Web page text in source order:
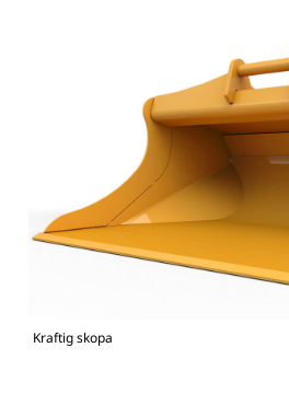
Kraftig skopa